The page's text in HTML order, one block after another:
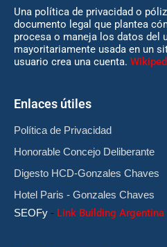
Una política de privacidad o
documento legal que plantea
procesa o maneja los datos del
mayoritariamente usada en un
usuario crea una cuenta.
Enlaces útiles
Política de Privacidad
Honorable Concejo Deliberante
Digesto HCD-Gonzales Chaves
Hotel Paris - Gonzales Chaves
SEOFy - Link Building Argentina